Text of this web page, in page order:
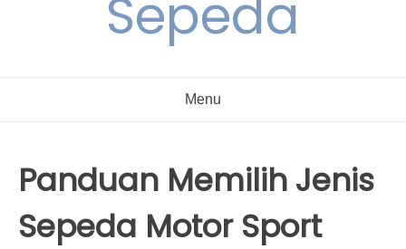
Sepeda
Menu
Panduan Memilih Jenis
Sepeda Motor Sport